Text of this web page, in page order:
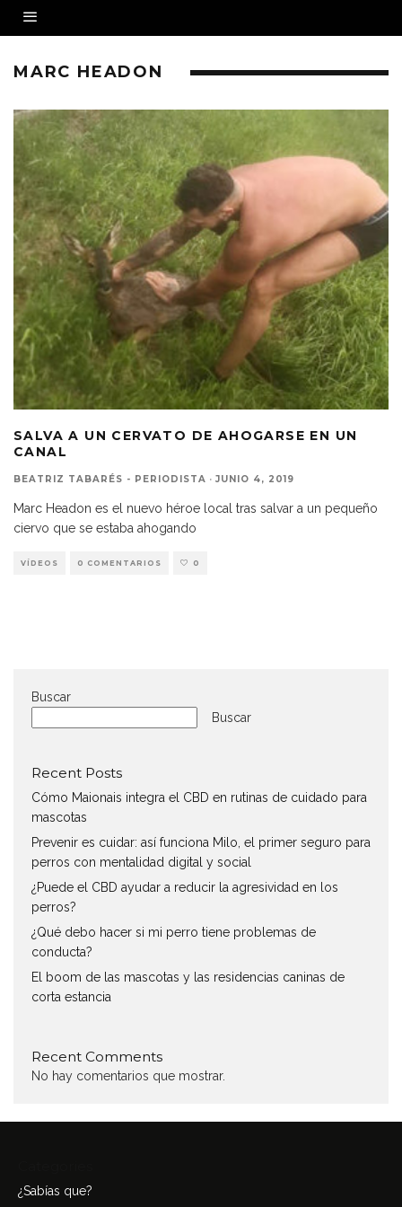
MARC HEADON
SALVA A UN CERVATO DE AHOGARSE EN UN
CANAL
BEATRIZ TABARÉS - PERIODISTA · JUNIO 4, 2019
Marc Headon es el nuevo héroe local tras salvar a un pequeño
ciervo que se estaba ahogando
VÍDEOS 0 COMENTARIOS 0
Buscar
Buscar
Recent Posts
Cómo Maionais integra el CBD en rutinas de cuidado para
mascotas
Prevenir es cuidar: así funciona Milo, el primer seguro para
perros con mentalidad digital y social
¿Puede el CBD ayudar a reducir la agresividad en los
perros?
¿Qué debo hacer si mi perro tiene problemas de
conducta?
El boom de las mascotas y las residencias caninas de
corta estancia
Recent Comments
No hay comentarios que mostrar.
¿Sabías que?